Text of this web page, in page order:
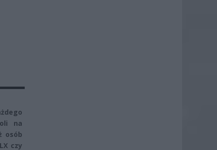
na
osób
czy